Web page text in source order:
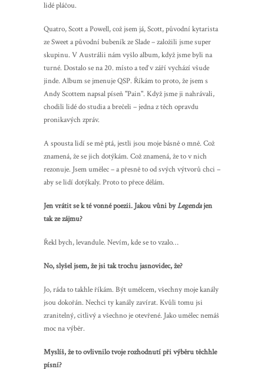
lidé pláčou.
Quatro, Scott a Powell, což jsem já, Scott, původní kytarista
ze Sweet a původní bubeník ze Slade – založili jsme super
skupinu. V Austrálii nám vyšlo album, když jsme byli na
turné. Dostalo se na 20. místo a teď v září vychází všude
jinde. Album se jmenuje QSP. Říkám to proto, že jsem s
Andy Scottem napsal píseň "Pain". Když jsme ji nahrávali,
chodili lidé do studia a brečeli – jedna z těch opravdu
pronikavých zpráv.
A spousta lidí se mě ptá, jestli jsou moje básně o mně. Což
znamená, že se jich dotýkám. Což znamená, že to v nich
rezonuje. Jsem umělec – a přesně to od svých výtvorů chci –
aby se lidí dotýkaly. Proto to přece dělám.
Jen vrátit se k té vonné poezii. Jakou vůni byLegendajen
tak ze zájmu?
Řekl bych, levandule. Nevím, kde se to vzalo…
No, slyšel jsem, že jsi tak trochu jasnovidec, že?
Jo, ráda to takhle říkám. Být umělcem, všechny moje kanály
jsou dokořán. Nechci ty kanály zavírat. Kvůli tomu jsi
zranitelný, citlivý a všechno je otevřené. Jako umělec nemáš
moc na výběr.
Myslíš, že to ovlivnilo tvoje rozhodnutí při výběru těchhle
písní?